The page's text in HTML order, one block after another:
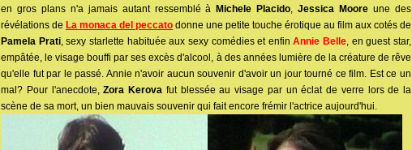
en gros plans n'a jamais autant ressemblé à Michele Placido,Jessica Moore une des
révélations de La monaca del peccato donne une petite touche érotique au film aux cotés de
Pamela Prati, sexy starlette habituée aux sexy comédies et enfinAnnie Belle, en guest star,
empâtée, le visage bouffi par ses excès d'alcool, à des années lumière de la créature de rêve
qu'elle fut par le passé. Annie n'avoir aucun souvenir d'avoir un jour tourné ce film. Est ce un
mal? Pour l'anecdote,Zora Kerova fut blessée au visage par un éclat de verre lors de la
scène de sa mort, un bien mauvais souvenir qui fait encore frémir l'actrice aujourd'hui.